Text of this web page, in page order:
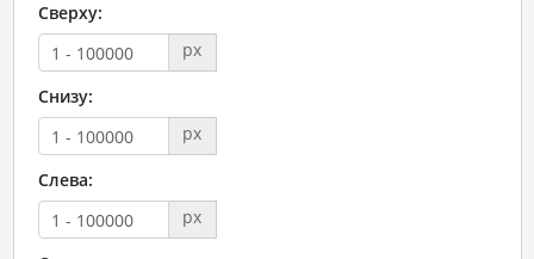
Сверху:
px
Снизу:
px
Слева:
px